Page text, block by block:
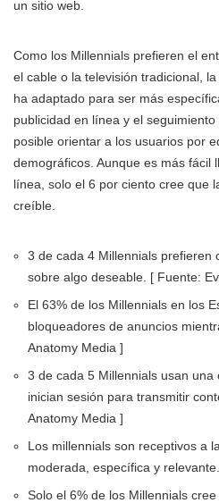
un sitio web.
Como los Millennials prefieren el
el cable o la televisión tradicional,
ha adaptado para ser más
publicidad en línea y el
posible orientar a los usuarios por
demográficos. Aunque es más fácil
línea, solo el 6 por ciento cree que
creíble.
3 de cada 4 Millennials prefieren
sobre algo deseable. [ Fuente:
El 63% de los Millennials en los
bloqueadores de anuncios
Anatomy Media ]
3 de cada 5 Millennials usan
inician sesión para transmitir
Anatomy Media ]
Los millennials son receptivos a
moderada, específica y
Solo el 6% de los Millennials